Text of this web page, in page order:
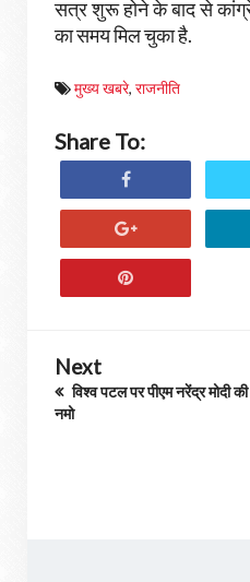
सत्र शुरू होने के बाद से
का समय मिल चुका है.
मुख्य खबरे, राजनीति
Share To:
Next
विश्व पटल पर पीएम नरेंद्र मोदी
नमो